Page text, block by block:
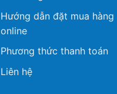
Hướng dẫn đặt mua hàng
online
Phương thức thanh toán
Liên hệ